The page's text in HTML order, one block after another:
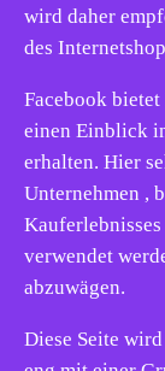
wird daher
des
Facebook
einen Einblick
erhalten. Hier
Unternehmen ,
verwendet
abzuwägen.
Diese Seite